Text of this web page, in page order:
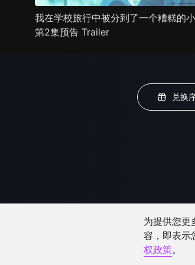
我在学校旅行中被分到了一个糟糕的
第2集预告 Trailer
兑换
为提供您更
容，即表示
权政策。